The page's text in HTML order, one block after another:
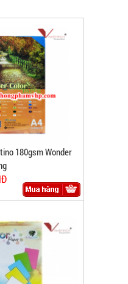
180gsm Wonder